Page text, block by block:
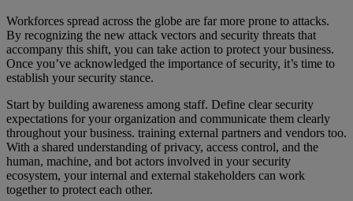
Workforces spread across the globe are far more prone to attacks.
By recognizing the new attack vectors and security threats that
accompany this shift, you can take action to protect your business.
Once you’ve acknowledged the importance of security, it’s time to
establish your security stance.
Start by building awareness among staff. Define clear security
expectations for your organization and communicate them clearly
throughout your business. training external partners and vendors too.
With a shared understanding of privacy, access control, and the
human, machine, and bot actors involved in your security
ecosystem, your internal and external stakeholders can work
together to protect each other.